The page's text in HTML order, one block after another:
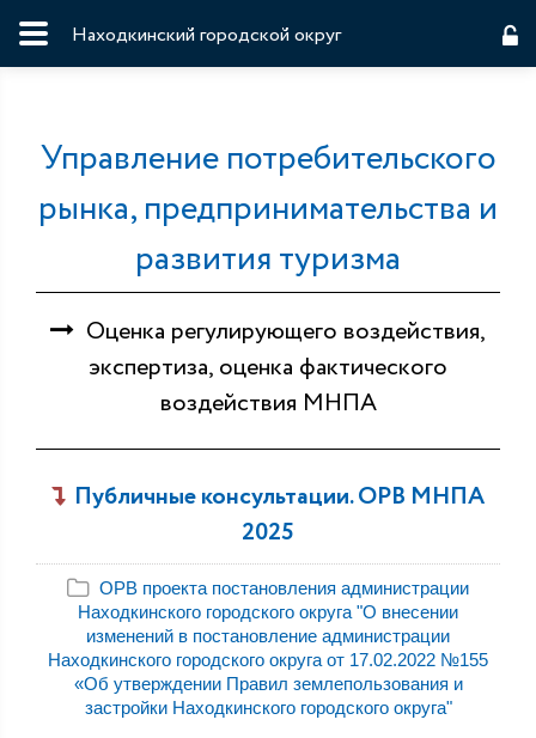
Находкинский городской округ
Управление потребительского
рынка, предпринимательства и
развития туризма
Оценка регулирующего воздействия,
экспертиза, оценка фактического
воздействия МНПА
Публичные консультации. ОРВ МНПА
2025
ОРВ проекта постановления администрации
Находкинского городского округа "О внесении
изменений в постановление администрации
Находкинского городского округа от 17.02.2022 №155
«Об утверждении Правил землепользования и
застройки Находкинского городского округа"